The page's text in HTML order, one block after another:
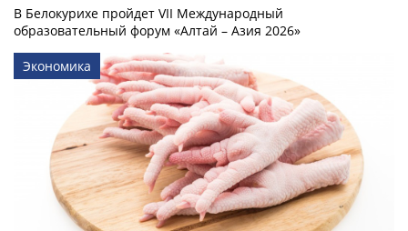
В Белокурихе пройдет VII Международный
образовательный форум «Алтай – Азия 2026»
Экономика